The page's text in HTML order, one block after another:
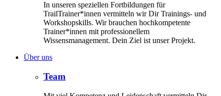
In unseren speziellen Fortbildungen für
TrailTrainer*innen vermitteln wir Dir Trainings- und
Workshopskills. Wir brauchen hochkompetente
Trainer*innen mit professionellem
Wissensmanagement. Dein Ziel ist unser Projekt.
Über uns
Team